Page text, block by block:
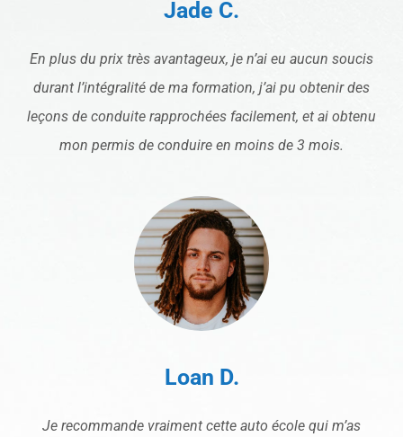
Jade C.
En plus du prix très avantageux, je n’ai eu aucun soucis
durant l’intégralité de ma formation, j’ai pu obtenir des
leçons de conduite rapprochées facilement, et ai obtenu
mon permis de conduire en moins de 3 mois.
Loan D.
Je recommande vraiment cette auto école qui m’as